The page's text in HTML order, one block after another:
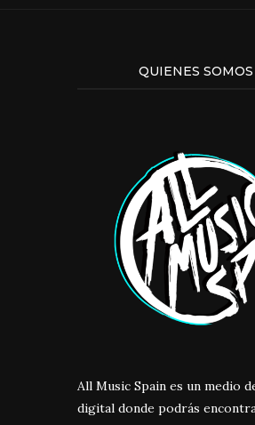
QUIENES SOMOS
All Music Spain es un medio
digital donde podrás